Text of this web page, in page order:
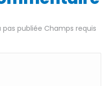
publiée Champs requis